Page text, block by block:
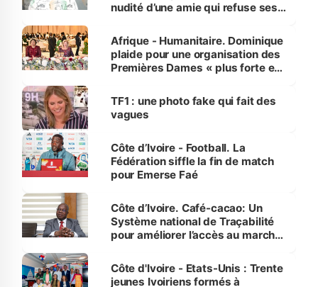
nudité d’une amie qui refuse ses
Afrique - Humanitaire. Dominique
plaide pour une organisation des
Premières Dames « plus forte et
sur la scène internationale »
TF1 : une photo fake qui fait des
vagues
Côte d’Ivoire - Football. La
Fédération siffle la fin de match
pour Emerse Faé
Côte d’Ivoire. Café-cacao: Un
Système national de Traçabilité
pour améliorer l’accès au marché
Côte d'Ivoire - Etats-Unis : Trente
jeunes Ivoiriens formés à